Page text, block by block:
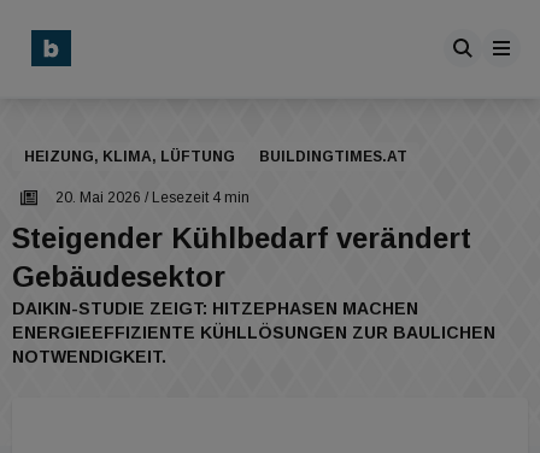
HEIZUNG, KLIMA, LÜFTUNG BUILDINGTIMES.AT
20. Mai 2026 / Lesezeit 4 min
Steigender Kühlbedarf verändert
Gebäudesektor
DAIKIN-STUDIE ZEIGT: HITZEPHASEN MACHEN
ENERGIEEFFIZIENTE KÜHLLÖSUNGEN ZUR BAULICHEN
NOTWENDIGKEIT.